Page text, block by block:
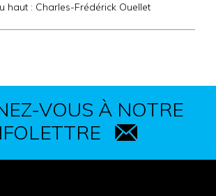
haut : Charles-Frédérick Ouellet
VOUS À NOTRE